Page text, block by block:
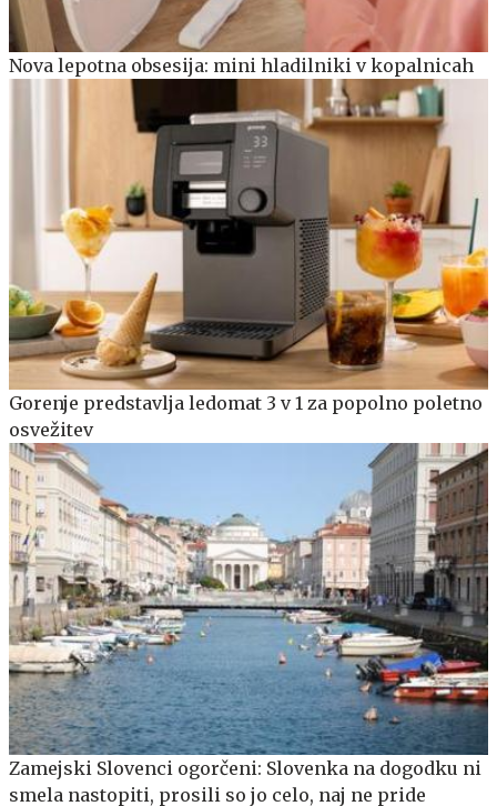
Nova lepotna obsesija: mini hladilniki v kopalnicah
Gorenje predstavlja ledomat 3 v 1 za popolno poletno
osvežitev
Zamejski Slovenci ogorčeni: Slovenka na dogodku ni
smela nastopiti, prosili so jo celo, naj ne pride